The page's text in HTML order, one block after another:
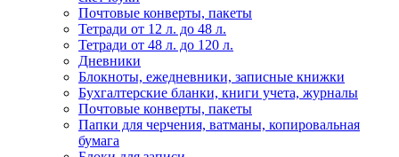
Почтовые конверты, пакеты
Тетради от 12 л. до 48 л.
Тетради от 48 л. до 120 л.
Дневники
Блокноты, ежедневники, записные книжки
Бухгалтерские бланки, книги учета, журналы
Почтовые конверты, пакеты
Папки для черчения, ватманы, копировальная
бумага